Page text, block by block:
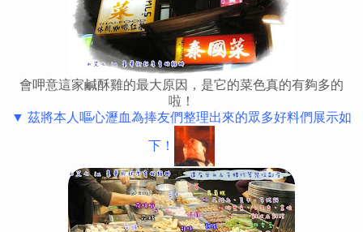
會呷意這家鹹酥雞的最大原因，是它的菜色真的有夠多的
啦！
▼ 茲將本人嘔心瀝血為捧友們整理出來的眾多好料們展示如
下！